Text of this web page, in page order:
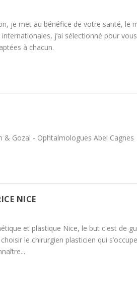
je met au bénéfice de votre santé, le
j’ai sélectionné pour
à chacun.
Gozal - Ophtalmologues Abel Cagnes
NICE
et plastique Nice, le but c'est de
le chirurgien plasticien qui